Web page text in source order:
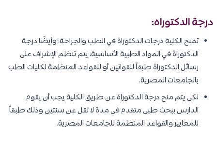
درجة الدكتوراه:
تمنح الكلية درجات الدكتوراة في الطب والجراحة، وأيضًا درجة
الدكتوراة في المواد الطبية الأساسية، يتم تنظم الإشراف على
رسائل الدكتوراة طبقاً للقوانين أو للقواعد المنظمة لكليات الطب
بالجامعات المصرية.
لكى يتم منح درجة الدكتوراة عن طريق الكلية يجب أن يقوم
الدارس ببحث طبى متقدم في مدة لا تقل عن سنتين وذلك طبقاً
للمعايير والقواعد المنظمة للجامعات المصرية.